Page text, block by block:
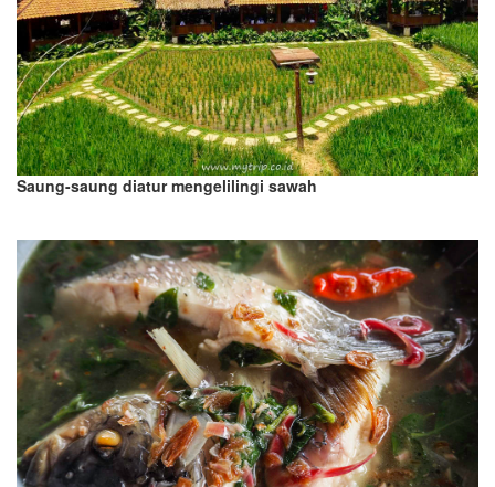
Saung-saung diatur mengelilingi sawah